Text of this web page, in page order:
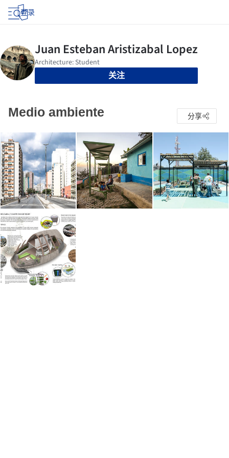
登录
关注
Medio ambiente 分享